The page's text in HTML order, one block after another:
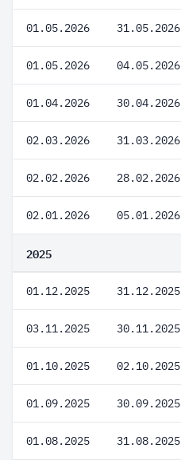
01.05.2026 31.05.2026
01.05.2026 04.05.2026
01.04.2026 30.04.2026
02.03.2026 31.03.2026
02.02.2026 28.02.2026
02.01.2026 05.01.2026
2025
01.12.2025 31.12.2025
03.11.2025 30.11.2025
01.10.2025 02.10.2025
01.09.2025 30.09.2025
01.08.2025 31.08.2025